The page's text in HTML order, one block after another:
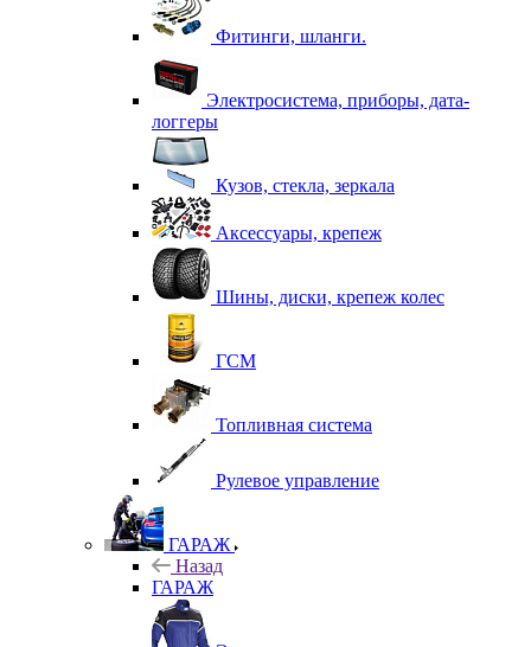
Фитинги, шланги.
Электросистема, приборы, дата-
логгеры
Кузов, стекла, зеркала
Аксессуары, крепеж
Шины, диски, крепеж колес
ГСМ
Топливная система
Рулевое управление
ГАРАЖ
Назад
ГАРАЖ